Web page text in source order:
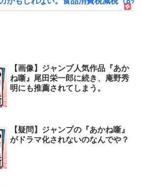
【画像】ジャンプ人気作品『あか
ね噺』尾田栄一郎に続き、庵野秀
明にも推薦されてしまう。
【疑問】ジャンプの『あかね噺』
がドラマ化されないのなんでや？